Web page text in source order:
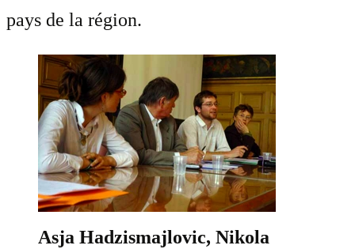
pays de la région.
Asja Hadzismajlovic, Nikola